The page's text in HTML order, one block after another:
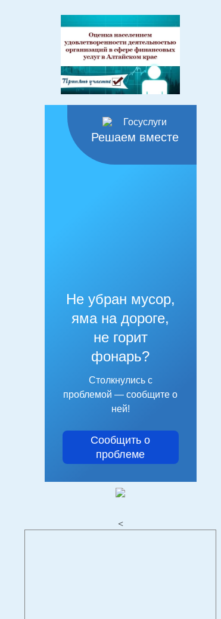
Решаем вместе
Не убран мусор,
яма на дороге,
не горит
фонарь?
Столкнулись с
проблемой — сообщите о
ней!
Сообщить о
проблеме
<